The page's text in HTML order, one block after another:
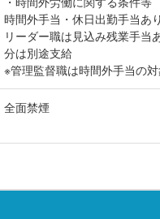
時間外手当・休日出勤手当あり
リーダー職は見込み残業手
分は別途支給
※管理監督職は時間外手当の
全面禁煙